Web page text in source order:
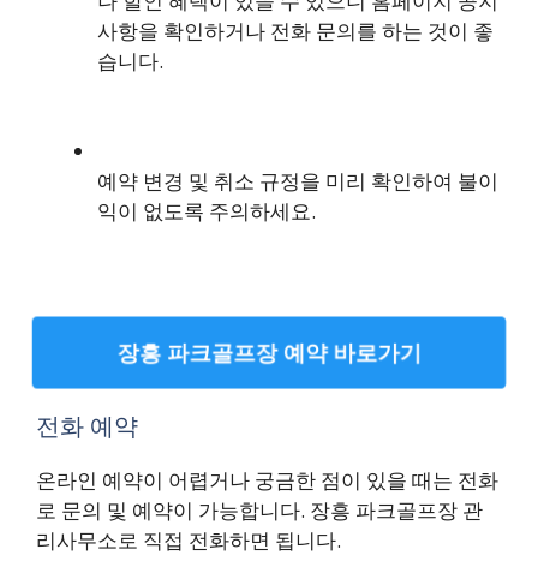
사항을 확인하거나 전화 문의를 하는 것이 좋
습니다.
예약 변경 및 취소 규정을 미리 확인하여 불이
익이 없도록 주의하세요.
장흥 파크골프장 예약 바로가기
전화 예약
온라인 예약이 어렵거나 궁금한 점이 있을 때는 전화
로 문의 및 예약이 가능합니다. 장흥 파크골프장 관
리사무소로 직접 전화하면 됩니다.